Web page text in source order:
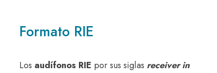
Formato RIE
Los audífonos RIE por sus siglas receiver in